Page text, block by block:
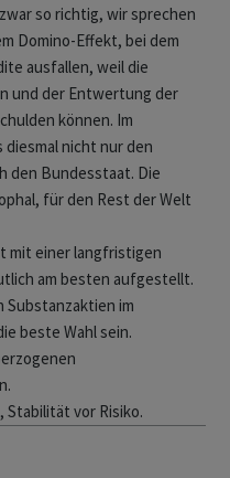
so richtig, wir sprechen
Domino-Effekt, bei dem
ausfallen, weil die
und der Entwertung der
können. Im
diesmal nicht nur den
den Bundesstaat. Die
für den Rest der Welt
mit einer langfristigen
am besten aufgestellt.
Substanzaktien im
beste Wahl sein.
Stabilität vor Risiko.